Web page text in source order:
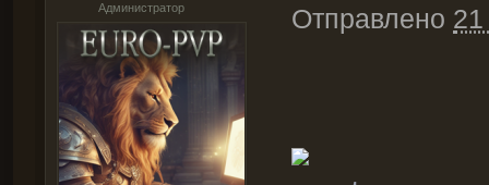
Администратор Отправлено